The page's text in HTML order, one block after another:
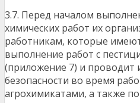
3.7. Перед началом
химических работ их
работникам, которые
выполнение работ с
(приложение 7) и проводит
безопасности во время
агрохимикатами, а также